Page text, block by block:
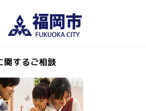
関するご相談